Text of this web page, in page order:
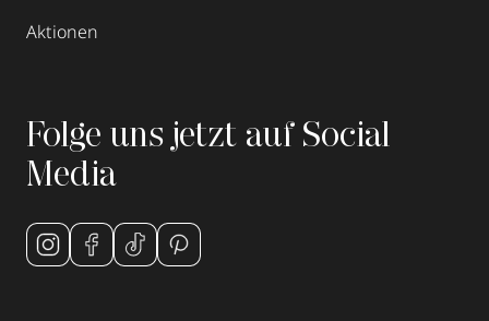
Aktionen
Folge uns jetzt auf Social
Media